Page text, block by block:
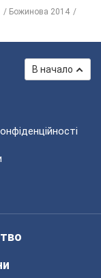
Божинова 2014
В начало